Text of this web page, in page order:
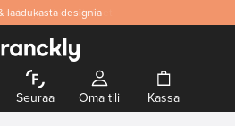
laadukasta designia
Seuraa Oma tili Kassa